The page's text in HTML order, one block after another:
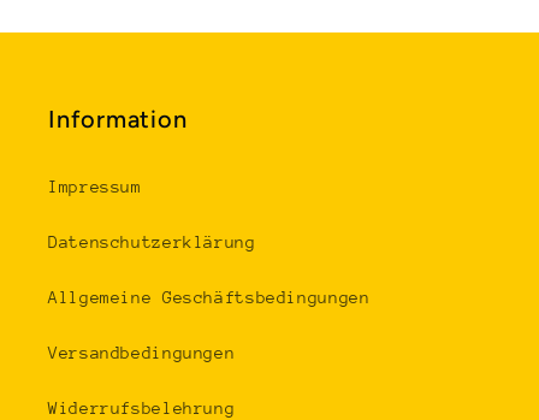
Information
Impressum
Datenschutzerklärung
Allgemeine Geschäftsbedingungen
Versandbedingungen
Widerrufsbelehrung